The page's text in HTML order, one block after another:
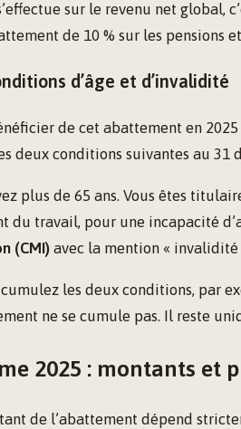
sur le revenu net global,
de 10 % sur les pensions
d’âge et d’invalidité
de cet abattement en
deux conditions suivantes au 31
plus de 65 ans. Vous êtes
du travail, pour une incapacité
(CMI)avec la mention « invalidité
les deux conditions, par
ne se cumule pas. Il reste
2025 : montants et
de l’abattement dépend